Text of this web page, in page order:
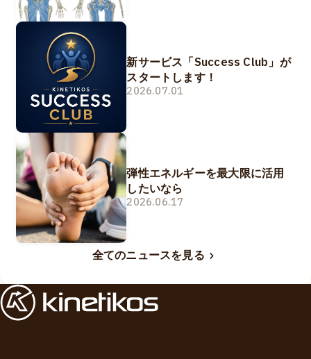
新サービス「Success Club」が
スタートします！
2026.07.01
弾性エネルギーを最大限に活用
したいなら
2026.06.17
全てのニュースを見る